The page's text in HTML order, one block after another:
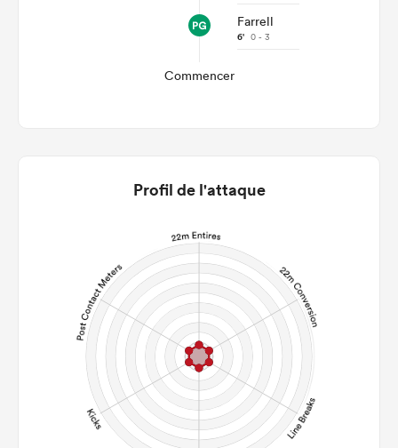
Farrell
6' 0 - 3
Commencer
Profil de l'attaque